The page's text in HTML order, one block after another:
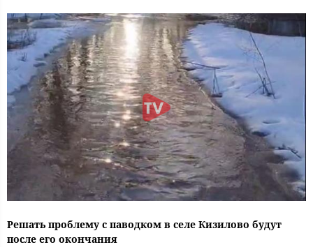
Решать проблему с паводком в селе Кизилово будут
после его окончания